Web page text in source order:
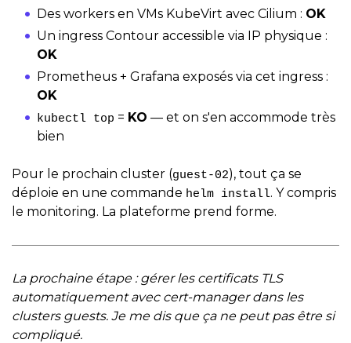
Des workers en VMs KubeVirt avec Cilium : OK
Un ingress Contour accessible via IP physique :
OK
Prometheus + Grafana exposés via cet ingress :
OK
kubectl top = KO — et on s'en accommode très
bien
Pour le prochain cluster (guest-02), tout ça se
déploie en une commande helm install. Y compris
le monitoring. La plateforme prend forme.
La prochaine étape : gérer les certificats TLS
automatiquement avec cert-manager dans les
clusters guests. Je me dis que ça ne peut pas être si
compliqué.